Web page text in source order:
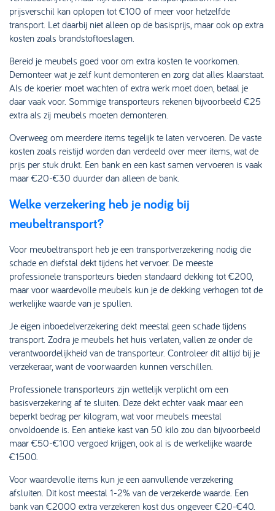
prijsverschil kan oplopen tot €100 of meer voor hetzelfde
transport. Let daarbij niet alleen op de basisprijs, maar ook op extra
kosten zoals brandstoftoeslagen.
Bereid je meubels goed voor om extra kosten te voorkomen.
Demonteer wat je zelf kunt demonteren en zorg dat alles klaarstaat.
Als de koerier moet wachten of extra werk moet doen, betaal je
daar vaak voor. Sommige transporteurs rekenen bijvoorbeeld €25
extra als zij meubels moeten demonteren.
Overweeg om meerdere items tegelijk te laten vervoeren. De vaste
kosten zoals reistijd worden dan verdeeld over meer items, wat de
prijs per stuk drukt. Een bank en een kast samen vervoeren is vaak
maar €20-€30 duurder dan alleen de bank.
Welke verzekering heb je nodig bij
meubeltransport?
Voor meubeltransport heb je een transportverzekering nodig die
schade en diefstal dekt tijdens het vervoer. De meeste
professionele transporteurs bieden standaard dekking tot €200,
maar voor waardevolle meubels kun je de dekking verhogen tot de
werkelijke waarde van je spullen.
Je eigen inboedelverzekering dekt meestal geen schade tijdens
transport. Zodra je meubels het huis verlaten, vallen ze onder de
verantwoordelijkheid van de transporteur. Controleer dit altijd bij je
verzekeraar, want de voorwaarden kunnen verschillen.
Professionele transporteurs zijn wettelijk verplicht om een
basisverzekering af te sluiten. Deze dekt echter vaak maar een
beperkt bedrag per kilogram, wat voor meubels meestal
onvoldoende is. Een antieke kast van 50 kilo zou dan bijvoorbeeld
maar €50-€100 vergoed krijgen, ook al is de werkelijke waarde
€1500.
Voor waardevolle items kun je een aanvullende verzekering
afsluiten. Dit kost meestal 1-2% van de verzekerde waarde. Een
bank van €2000 extra verzekeren kost dus ongeveer €20-€40.